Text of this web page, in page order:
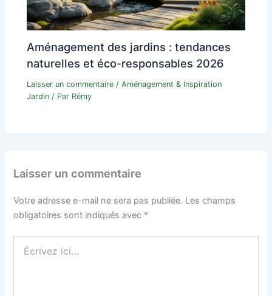
Aménagement des jardins : tendances
naturelles et éco-responsables 2026
Laisser un commentaire /Aménagement & Inspiration
Jardin / Par Rémy
Laisser un commentaire
Votre adresse e-mail ne sera pas publiée. Les champs
obligatoires sont indiqués avec *
ici…